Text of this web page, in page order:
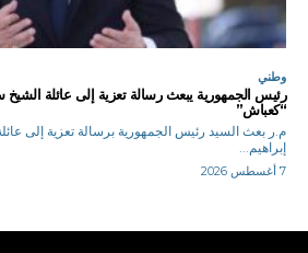
وطني
رئيس الجمهورية يبعث رسالة تعزية إلى عائلة الشيخ
“كعباش”
م.ر بعث السيد رئيس الجمهورية برسالة تعزية إلى
إبراهيم...
7 أغسطس 2026